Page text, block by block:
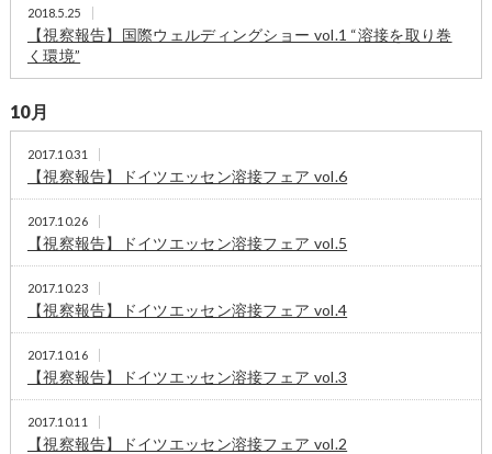
2018.5.25
【視察報告】国際ウェルディングショー vol.1 “溶接を取り巻
く環境”
10月
2017.10.31
【視察報告】ドイツエッセン溶接フェア vol.6
2017.10.26
【視察報告】ドイツエッセン溶接フェア vol.5
2017.10.23
【視察報告】ドイツエッセン溶接フェア vol.4
2017.10.16
【視察報告】ドイツエッセン溶接フェア vol.3
2017.10.11
【視察報告】ドイツエッセン溶接フェア vol.2